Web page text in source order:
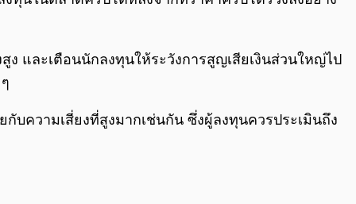
ง และเตือนนักลงทุนให้ระวังการสูญเสียเงินส่วนใหญ่ไป
บความเสี่ยงที่สูงมากเช่นกัน ซึ่งผู้ลงทุนควรประเมินถึง